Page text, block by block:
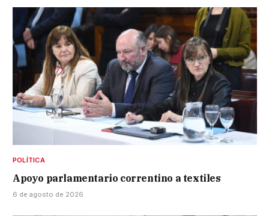
POLÍTICA
Apoyo parlamentario correntino a textiles
6 de agosto de 2026